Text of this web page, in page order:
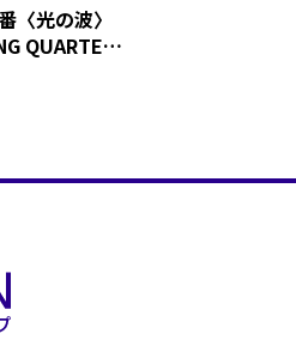
〈光の波〉
QUARTET